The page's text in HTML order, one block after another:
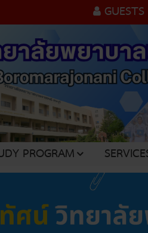
GUESTS
PROGRAM